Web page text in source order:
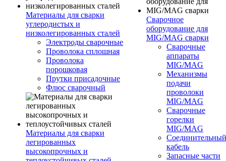
Материалы для сварки
углеродистых и
низколегированных сталей
Электроды сварочные
Проволока сплошная
Проволока
порошковая
Прутки присадочные
Флюс сварочный
Материалы для сварки
легированных
высокопрочных и
Сварочное
оборудование для
MIG/MAG сварки
Сварочные
аппараты
MIG/MAG
Механизмы
подачи
проволоки
MIG/MAG
Сварочные
горелки
MIG/MAG
Соединительный
кабель
Запасные части